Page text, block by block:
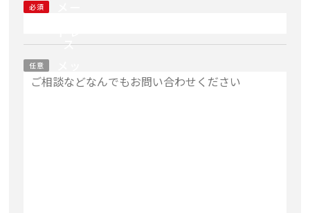
必須
ス
任意
セー
ジ